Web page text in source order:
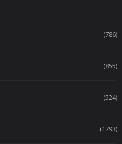
(786)
(855)
(524)
(1793)